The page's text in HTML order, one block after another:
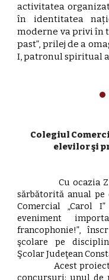
activitatea
în identitatea
moderne va privi în
past”, prilej de a
I, patronul spiritual
Colegiul
elevilor şi
Cu ocazia
sărbătorită anual
Comercial „Carol
eveniment
francophonie!”,
şcolare pe
Şcolar Judeţean
Acest
concursuri: unul de